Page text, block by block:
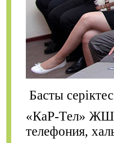
Басты
«КаР-Тел» ЖШС
телефония,